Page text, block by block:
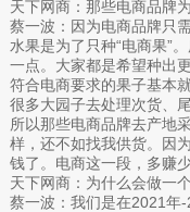
天下网商：那些电商品牌
蔡一波：因为电商品牌只
水果是为了只种“电商果”
一点。大家都是希望种出
符合电商要求的果子基本
很多大园子去处理次货、
所以那些电商品牌去产地
样，还不如找我供货。因
钱了。电商这一段，多赚
天下网商：为什么会做一
蔡一波：我们是在2021年-